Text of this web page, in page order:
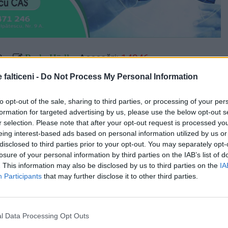
falticeni - Do Not Process My Personal Information
opt-out of the sale, sharing to third parties, or processing of your
for targeted advertising by us, please use the below opt-out
selection. Please note that after your opt-out request is processed
interest-based ads based on personal information utilized by us
to third parties prior to your opt-out. You may separately
of your personal information by third parties on the IAB’s list of
This information may also be disclosed by us to third parties on the
Participants that may further disclose it to other third parties.
Data Processing Opt Outs
Rudy HödlAccesări:14946
cu ghinion. Două familii din Fălticeni și-au văzut
locuințele. Un incendiu, declanșat luni după-
în cele două gospodării.
de flăcări, iar pompierii caută să salveze ceea
au fost distruse de foc.
Fălticeni cu trei autospeciale de stingere, sprijiniți de
Cornu Luncii, sosiți la intervenție cu alte trei